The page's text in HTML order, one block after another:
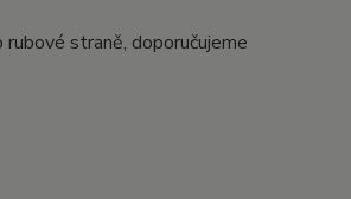
straně, doporučujeme